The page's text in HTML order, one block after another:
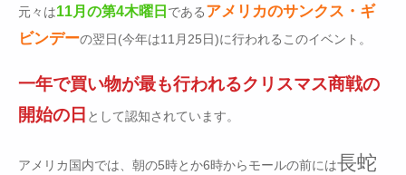
元々は11月の第4木曜日 であるアメリカのサンクス・ギ
ビンデーの翌日(今年は11月25日)に行われるこのイベント。
一年で買い物が最も行われるクリスマス商戦の
開始の日 として認知されています。
アメリカ国内では、朝の5時とか6時からモールの前には長蛇